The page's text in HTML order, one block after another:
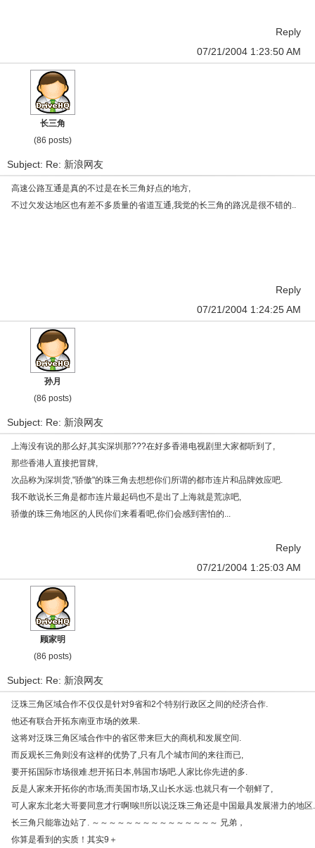
Reply
07/21/2004 1:23:50 AM
长三角
(86 posts)
Subject: Re: 新浪网友
高速公路互通是真的不过是在长三角好点的地方,
不过欠发达地区也有差不多质量的省道互通,我觉的长三角的路况是很不错的..
Reply
07/21/2004 1:24:25 AM
孙月
(86 posts)
Subject: Re: 新浪网友
上海没有说的那么好,其实深圳那???在好多香港电视剧里大家都听到了,
那些香港人直接把冒牌,
次品称为深圳货,"骄傲"的珠三角去想想你们所谓的都市连片和品牌效应吧.
我不敢说长三角是都市连片最起码也不是出了上海就是荒凉吧,
骄傲的珠三角地区的人民你们来看看吧,你们会感到害怕的...
Reply
07/21/2004 1:25:03 AM
顾家明
(86 posts)
Subject: Re: 新浪网友
泛珠三角区域合作不仅仅是针对9省和2个特别行政区之间的经济合作.
他还有联合开拓东南亚市场的效果.
这将对泛珠三角区域合作中的省区带来巨大的商机和发展空间.
而反观长三角则没有这样的优势了,只有几个城市间的来往而已,
要开拓国际市场很难.想开拓日本,韩国市场吧.人家比你先进的多.
反是人家来开拓你的市场;而美国市场,又山长水远.也就只有一个朝鲜了,
可人家东北老大哥要同意才行啊!唉!!所以说泛珠三角还是中国最具发展潜力的地区.
长三角只能靠边站了. ～～～～～～～～～～～～～～～ 兄弟，
你算是看到的实质！其实9＋